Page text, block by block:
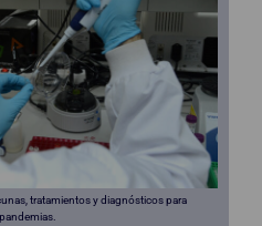
tratamientos y diagnósticos para